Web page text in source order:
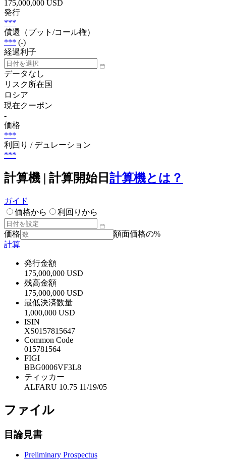
175,000,000 USD
発行
***
償還（プット/コール権）
*** (-)
経過利子
データなし
リスク所在国
ロシア
現在クーポン
-
価格
***
利回り / デュレーション
***
計算機 | 計算開始日 計算機とは？
ガイド
価格から
利回りから
価格
額面価格の%
計算
発行金額
175,000,000 USD
残高金額
175,000,000 USD
最低決済数量
1,000,000 USD
ISIN
XS0157815647
Common Code
015781564
FIGI
BBG0006VF3L8
ティッカー
ALFARU 10.75 11/19/05
ファイル
目論見書
Preliminary Prospectus